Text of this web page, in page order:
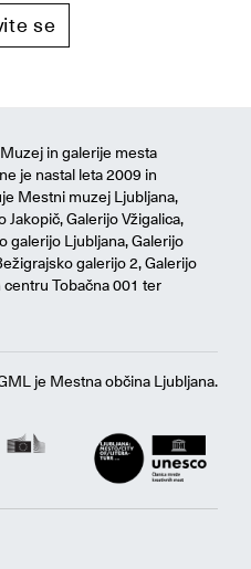
se
in galerije mesta
je nastal leta 2009 in
Mestni muzej Ljubljana,
Jakopič, Galerijo Vžigalica,
galerijo Ljubljana, Galerijo
galerijo 2, Galerijo
Tobačna 001 ter
je Mestna občina Ljubljana.